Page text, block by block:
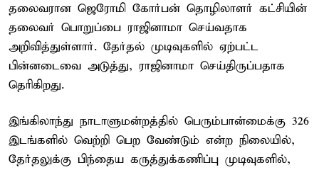
தலைவரான ஜெரோமி கோர்பன் தொழிலாளர் கட்சியின்
தலைவர் பொறுப்பை ராஜினாமா செய்வதாக
அறிவித்துள்ளார். தேர்தல் முடிவுகளில் ஏற்பட்ட
பின்னடைவை அடுத்து, ராஜினாமா செய்திருப்பதாக
தெரிகிறது.
இங்கிலாந்து நாடாளுமன்றத்தில் பெரும்பான்மைக்கு 326
இடங்களில் வெற்றி பெற வேண்டும் என்ற நிலையில்,
தேர்தலுக்கு பிந்தைய கருத்துக்கணிப்பு முடிவுகளில்,